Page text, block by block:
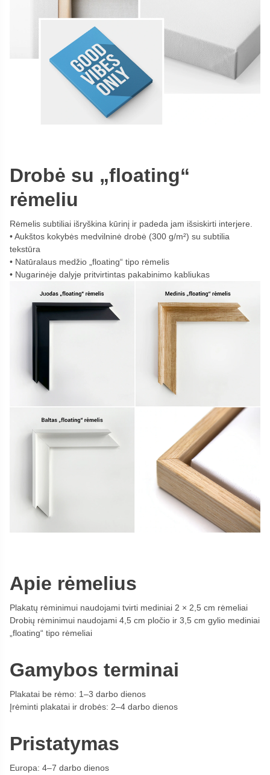
Drobė su „floating“
rėmeliu
Rėmelis subtiliai išryškina kūrinį ir padeda jam išsiskirti interjere.
Aukštos kokybės medvilninė drobė (300 g/m²) su subtilia
tekstūra
Natūralaus medžio „floating“ tipo rėmelis
Nugarinėje dalyje pritvirtintas pakabinimo kabliukas
Apie rėmelius
Plakatų rėminimui naudojami tvirti mediniai 2 × 2,5 cm rėmeliai
Drobių rėminimui naudojami 4,5 cm pločio ir 3,5 cm gylio mediniai
„floating“ tipo rėmeliai
Gamybos terminai
Plakatai be rėmo: 1–3 darbo dienos
Įrėminti plakatai ir drobės: 2–4 darbo dienos
Pristatymas
Europa: 4–7 darbo dienos